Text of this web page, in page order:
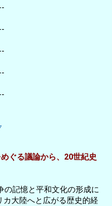
ぐる議論から、20世紀史
の記憶と平和文化の形成に
大陸へと広がる歴史的経